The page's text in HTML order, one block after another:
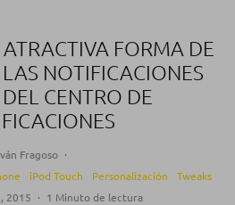
FORMA DE
NOTIFICACIONES
CENTRO DE
Fragoso ·
iPod Touch Personalización
Tweaks
2015 · 1 Minuto de lectura